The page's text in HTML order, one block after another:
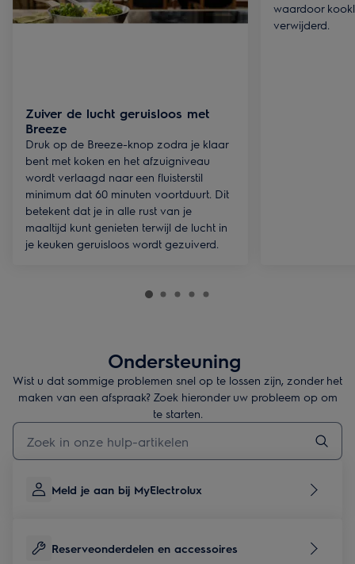
Zuiver de lucht geruisloos met
Breeze
Druk op de Breeze-knop zodra je klaar
bent met koken en het afzuigniveau
wordt verlaagd naar een fluisterstil
minimum dat 60 minuten voortduurt. Dit
betekent dat je in alle rust van je
maaltijd kunt genieten terwijl de lucht in
je keuken geruisloos wordt gezuiverd.
waardoor
verwijderd.
Ondersteuning
Wist u dat sommige problemen snel op te lossen zijn, zonder het
maken van een afspraak? Zoek hieronder uw probleem op om
te starten.
Typ om hulpartikelen te zoeken
Meld je aan bij MyElectrolux
Reserveonderdelen en accessoires